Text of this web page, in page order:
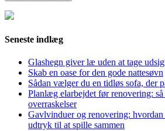
Seneste indlæg
Glashegn giver læ uden at tage
Skab en oase for den gode nattesøvn
Sådan vælger du en tidløs sofa, der
Planlæg elarbejdet før renovering:
overraskelser
Gavlvinduer og renovering:
udtryk til at spille sammen